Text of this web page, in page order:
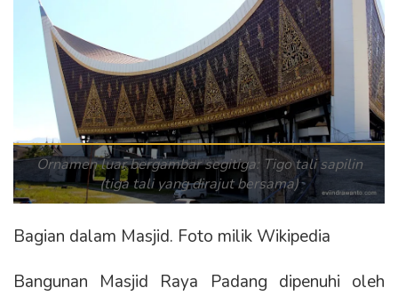
Ornamen luar bergambar segitiga: Tigo tali sapilin
(tiga tali yang dirajut bersama)
Bagian dalam Masjid. Foto milik Wikipedia
Bangunan Masjid Raya Padang dipenuhi oleh